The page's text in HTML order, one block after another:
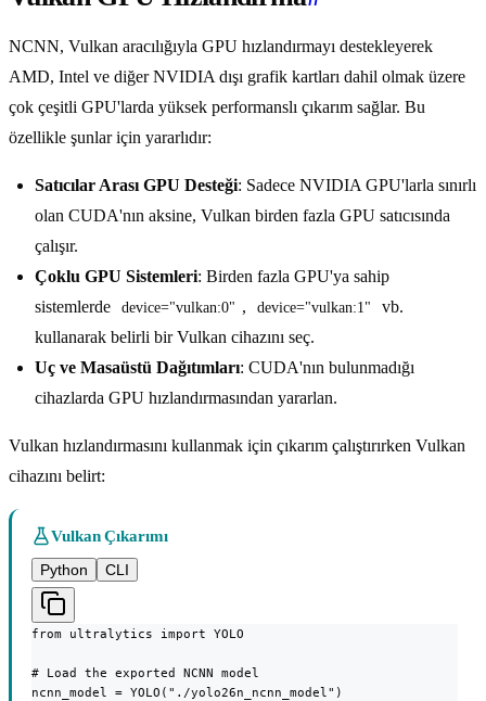
NCNN, Vulkan aracılığıyla GPU hızlandırmayı destekleyerek
AMD, Intel ve diğer NVIDIA dışı grafik kartları dahil olmak üzere
çok çeşitli GPU'larda yüksek performanslı çıkarım sağlar. Bu
özellikle şunlar için yararlıdır:
Satıcılar Arası GPU Desteği: Sadece NVIDIA GPU'larla sınırlı
olan CUDA'nın aksine, Vulkan birden fazla GPU satıcısında
çalışır.
Çoklu GPU Sistemleri: Birden fazla GPU'ya sahip
sistemlerde
device="vulkan:0" , device="vulkan:1"
vb.
kullanarak belirli bir Vulkan cihazını seç.
Uç ve Masaüstü Dağıtımları: CUDA'nın bulunmadığı
cihazlarda GPU hızlandırmasından yararlan.
Vulkan hızlandırmasını kullanmak için çıkarım çalıştırırken Vulkan
cihazını belirt:
Vulkan Çıkarımı
Python
CLI
from ultralytics import YOLO
# Load the exported NCNN model
ncnn_model = YOLO("./yolo26n_ncnn_model")